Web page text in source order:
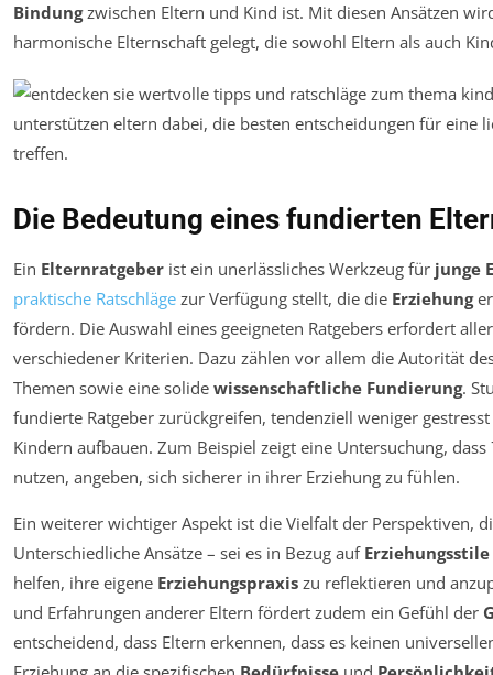
Bindungzwischen Eltern und Kind ist. Mit diesen Ansätzen
harmonische Elternschaft gelegt, die sowohl Eltern als auch
Die Bedeutung eines fundierten
Ein Elternratgeber ist ein unerlässliches Werkzeug für junge
praktische Ratschläge zur Verfügung stellt, die die Erziehung
fördern. Die Auswahl eines geeigneten Ratgebers erfordert
verschiedener Kriterien. Dazu zählen vor allem die Autorität
Themen sowie eine solide wissenschaftliche Fundierung.
fundierte Ratgeber zurückgreifen, tendenziell weniger
Kindern aufbauen. Zum Beispiel zeigt eine Untersuchung,
nutzen, angeben, sich sicherer in ihrer Erziehung zu fühlen.
Ein weiterer wichtiger Aspekt ist die Vielfalt der Perspektiven,
Unterschiedliche Ansätze – sei es in Bezug auf Erziehungsstile
helfen, ihre eigene Erziehungspraxis zu reflektieren und
und Erfahrungen anderer Eltern fördert zudem ein Gefühl der
entscheidend, dass Eltern erkennen, dass es keinen